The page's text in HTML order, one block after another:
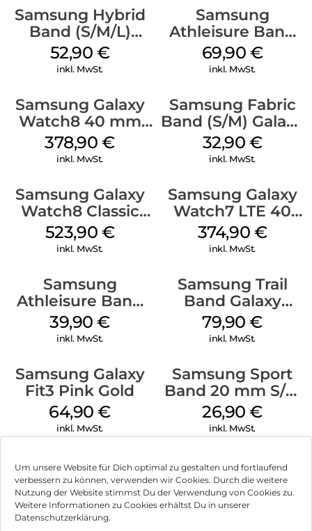
Um unsere Website für Dich optimal zu gestalten und fortlaufend
verbessern zu können, verwenden wir Cookies. Durch die weitere
Nutzung der Website stimmst Du der Verwendung von Cookies zu.
Weitere Informationen zu Cookies erhältst Du in unserer
Datenschutzerklärung.
Samsung Hybrid
Band (S/M/L)
Galaxy
Watch8/Watch8
52,90 €
inkl. MwSt.
Samsung
Athleisure Band
(S/M) Galaxy
Watch8/Watch8
69,90 €
inkl. MwSt.
Samsung Galaxy
Watch8 40 mm
Graphite
378,90€
inkl. MwSt.
Samsung Fabric
Band (S/M) Galaxy
Watch8/Watch8
Classic Red
32,90 €
inkl. MwSt.
Samsung Galaxy
Watch8 Classic
White
523,90 €
inkl. MwSt.
Samsung Galaxy
Watch7 LTE 40
mm Cream
374,90 €
inkl. MwSt.
Samsung
Athleisure Band
M/L Galaxy
Watch7 Silver
39,90€
inkl. MwSt.
Samsung Trail
Band Galaxy
Watch Ultra
Orange
79,90€
inkl. MwSt.
Samsung Galaxy
Fit3 Pink Gold
64,90€
inkl. MwSt.
Samsung Sport
Band 20 mm S/M
Galaxy Watch4
Serie Graphite
26,90€
inkl. MwSt.
Impressum